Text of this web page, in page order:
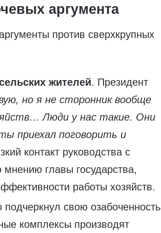
аргумента
против сверхкрупных
жителей. Президент
но я не сторонник вообще
Люди у нас такие. Они
приехал поговорить и
контакт руководства с
главы государства,
работы хозяйств.
подчеркнул свою озабоченность
комплексы производят